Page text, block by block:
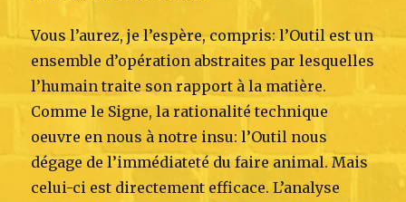
Vous l’aurez, je l’espère, compris: l’Outil est un
ensemble d’opération abstraites par lesquelles
l’humain traite son rapport à la matière.
Comme le Signe, la rationalité technique
oeuvre en nous à notre insu: l’Outil nous
dégage de l’immédiateté du faire animal. Mais
celui-ci est directement efficace. L’analyse